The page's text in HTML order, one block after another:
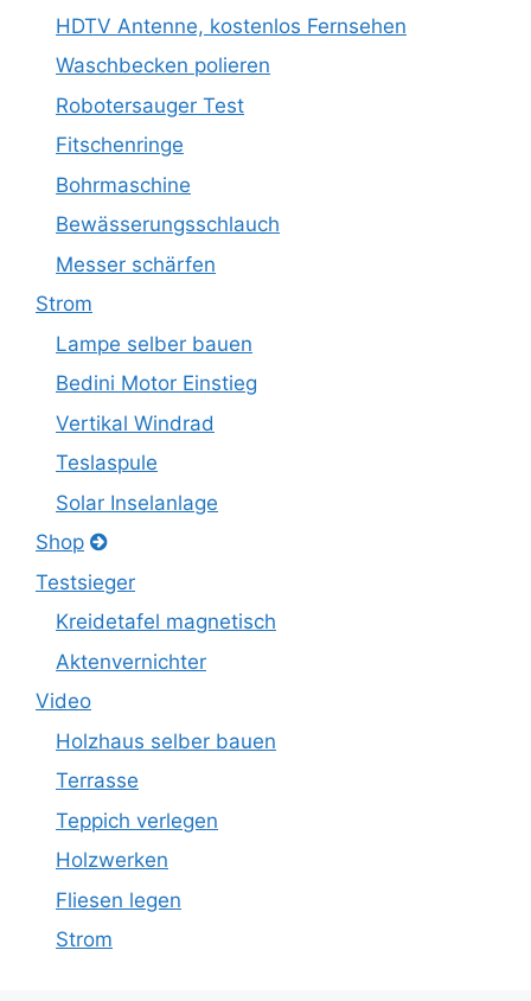
HDTV Antenne, kostenlos Fernsehen
Waschbecken polieren
Robotersauger Test
Fitschenringe
Bohrmaschine
Bewässerungsschlauch
Messer schärfen
Strom
Lampe selber bauen
Bedini Motor Einstieg
Vertikal Windrad
Teslaspule
Solar Inselanlage
Shop
Testsieger
Kreidetafel magnetisch
Aktenvernichter
Video
Holzhaus selber bauen
Terrasse
Teppich verlegen
Holzwerken
Fliesen legen
Strom